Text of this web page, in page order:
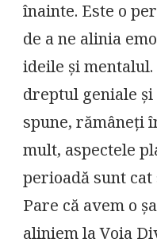
înainte. Este o
de a ne alinia
ideile și
dreptul geniale
spune, rămâneți
mult, aspectele
perioadă sunt cat
Pare că avem o
aliniem la Voia